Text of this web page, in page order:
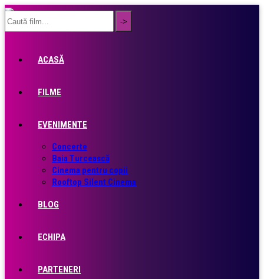
ACASĂ
FILME
EVENIMENTE
Concerte
Baia Turcească
Cinema pentru copii
Rooftop Silent Cinema
BLOG
ECHIPA
PARTENERI